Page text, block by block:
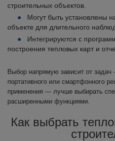
строительных объектов.
Могут быть установлены
объекте для длительного
Интегрируются с
построения тепловых карт и
Выбор напрямую зависит от
портативного или смартфонного
применения — лучше выбирать
расширенными функциями.
Как выбрать